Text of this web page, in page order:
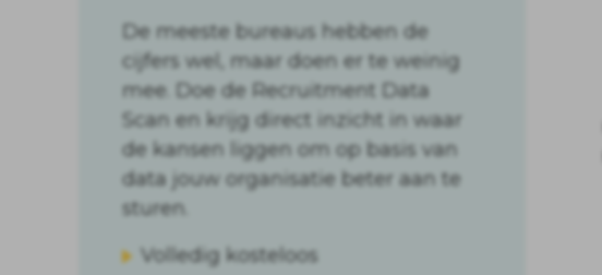
De meeste bureaus hebben de
cijfers wel, maar doen er te weinig
mee. Doe de Recruitment Data
Scan en krijg direct inzicht in waar
de kansen liggen om op basis van
data jouw organisatie beter aan te
sturen.
Volledig kosteloos